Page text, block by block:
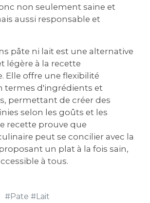
non seulement saine et
aussi responsable et
pâte ni lait est une alternative
légère à la recette
Elle offre une flexibilité
termes d'ingrédients et
permettant de créer des
selon les goûts et les
recette prouve que
peut se concilier avec la
un plat à la fois sain‚
à tous.
#Pate #Lait